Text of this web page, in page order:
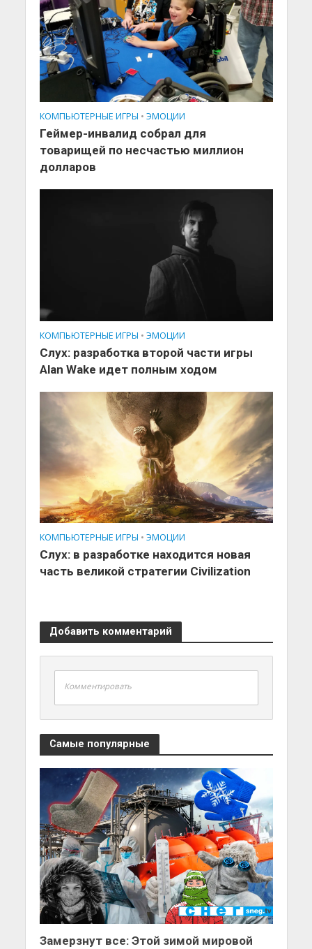
КОМПЬЮТЕРНЫЕ ИГРЫ • ЭМОЦИИ
Геймер-инвалид собрал для
товарищей по несчастью миллион
долларов
КОМПЬЮТЕРНЫЕ ИГРЫ • ЭМОЦИИ
Слух: разработка второй части игры
Alan Wake идет полным ходом
КОМПЬЮТЕРНЫЕ ИГРЫ • ЭМОЦИИ
Слух: в разработке находится новая
часть великой стратегии Civilization
Добавить комментарий
Комментировать
Самые популярные
Замерзнут все: Этой зимой мировой